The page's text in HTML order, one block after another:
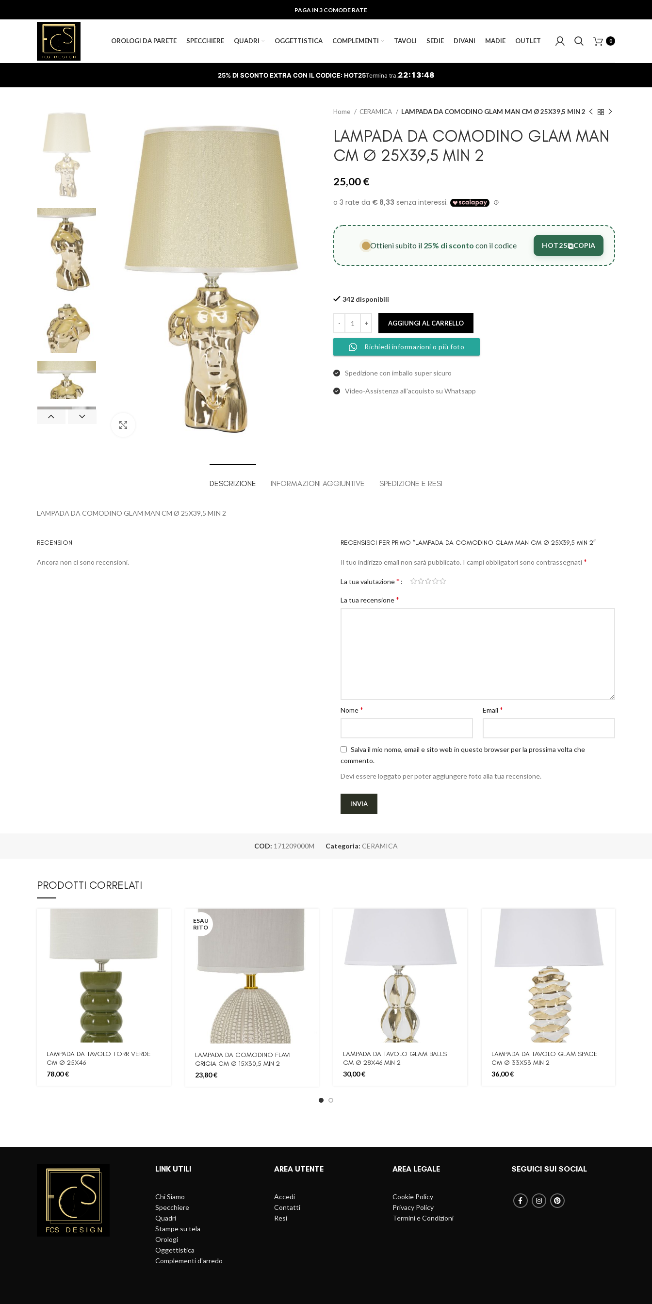
PAGA IN 3 COMODE RATE
OROLOGI DA PARETE SPECCHIERE QUADRI OGGETTISTICA COMPLEMENTI TAVOLI SEDIE DIVANI MADIE OUTLET 0
25% DI SCONTO EXTRA CON IL CODICE: HOT25Termina tra:22:13:47
Clicca per ingrandire
Home CERAMICA LAMPADA DA COMODINO GLAM MAN CM Ø 25X39,5 MIN 2
LAMPADA DA COMODINO GLAM MAN
CM Ø 25X39,5 MIN 2
25,00€
Ottieni subito il 25% di sconto con il codice HOT25⧉COPIA
342 disponibili
AGGIUNGI AL CARRELLO
Richiedi informazioni o più foto
Spedizione con imballo super sicuro
Video-Assistenza all'acquisto su Whatsapp
DESCRIZIONE INFORMAZIONI AGGIUNTIVE SPEDIZIONE E RESI
LAMPADA DA COMODINO GLAM MAN CM Ø 25X39,5 MIN 2
RECENSIONI
Ancora non ci sono recensioni.
RECENSISCI PER PRIMO “LAMPADA DA COMODINO GLAM MAN CM Ø 25X39,5 MIN 2”
Il tuo indirizzo email non sarà pubblicato. I campi obbligatori sono contrassegnati*
La tua valutazione*
La tua recensione*
Nome* Email *
Salva il mio nome, email e sito web in questo browser per la prossima volta che
commento.
Devi essere loggato per poter aggiungere foto alla tua recensione.
COD: 171209000M Categoria: CERAMICA
PRODOTTI CORRELATI
LAMPADA DA TAVOLO TORR VERDE
CM Ø 25X46
78,00€
ESAU
RITO
LAMPADA DA COMODINO FLAVI
GRIGIA CM Ø 15X30,5 MIN 2
23,80€
LAMPADA DA TAVOLO GLAM BALLS
CM Ø 28X46 MIN 2
30,00€
LAMPADA DA TAVOLO GLAM SPACE
CM Ø 33X53 MIN 2
36,00€
LINK UTILI
Chi Siamo
Specchiere
Quadri
Stampe su tela
Orologi
Oggettistica
Complementi d'arredo
AREA UTENTE
Accedi
Contatti
Resi
AREA LEGALE
Cookie Policy
Privacy Policy
Termini e Condizioni
SEGUICI SUI SOCIAL